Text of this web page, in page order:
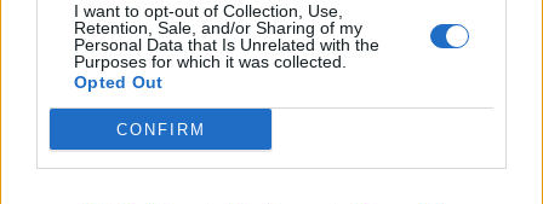
I want to opt-out of Collection, Use,
Retention, Sale, and/or Sharing of my
Personal Data that Is Unrelated with the
Purposes for which it was collected.
Opted Out
CONFIRM